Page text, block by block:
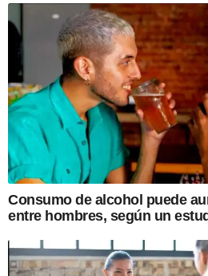
Consumo de alcohol puede
entre hombres, según un